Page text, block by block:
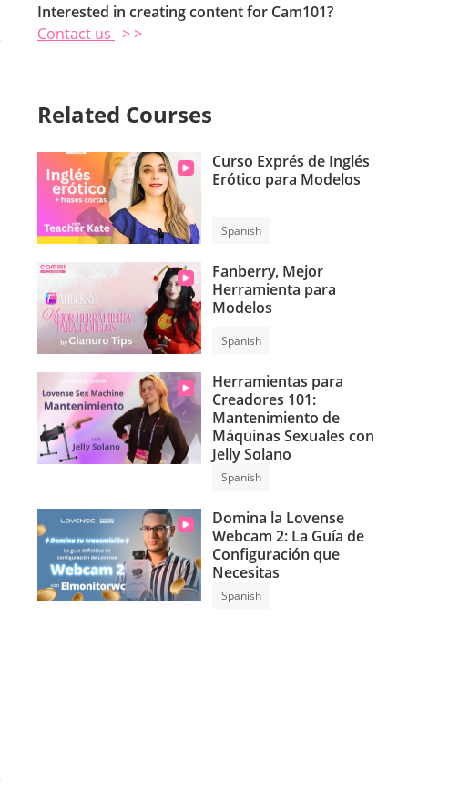
Interested in creating content for Cam101?
Contact us > >
Related Courses
Curso Exprés de Inglés
Erótico para Modelos
Spanish
Fanberry, Mejor
Herramienta para
Modelos
Spanish
Herramientas para
Creadores 101:
Mantenimiento de
Máquinas Sexuales con
Jelly Solano
Spanish
Domina la Lovense
Webcam 2: La Guía de
Configuración que
Necesitas
Spanish